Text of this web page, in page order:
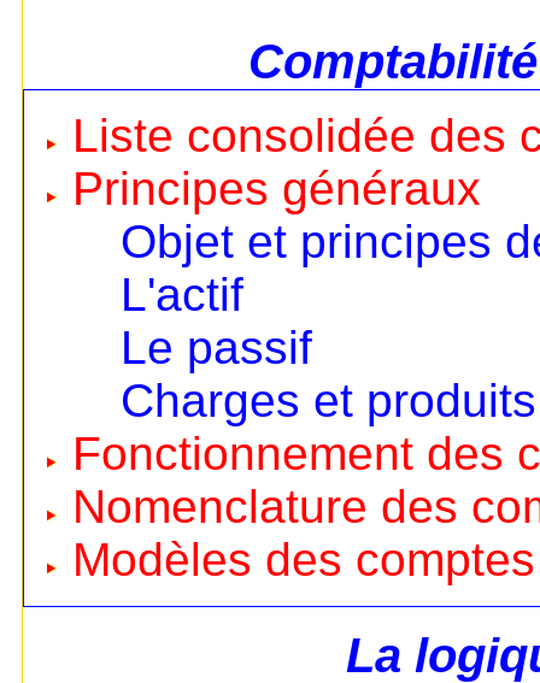
Liste consolidée des
Principes généraux
Objet et principes
L'actif
Le passif
Charges et produits
Fonctionnement des
Nomenclature des
Modèles des
La